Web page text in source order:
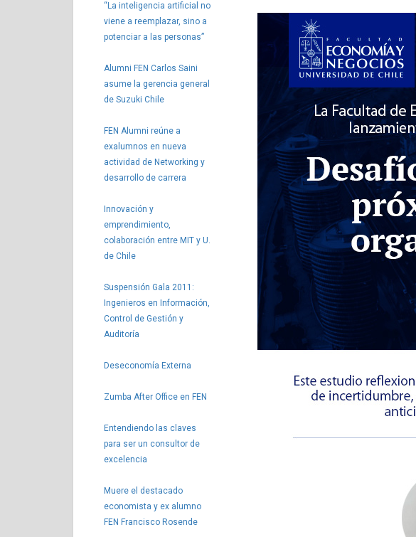
“La inteligencia artificial no
viene a reemplazar, sino a
potenciar a las personas”
Alumni FEN Carlos Saini
asume la gerencia general
de Suzuki Chile
FEN Alumni reúne a
exalumnos en nueva
actividad de Networking y
desarrollo de carrera
Innovación y
emprendimiento,
colaboración entre MIT y U.
de Chile
Suspensión Gala 2011:
Ingenieros en Información,
Control de Gestión y
Auditoría
Deseconomía Externa
Zumba After Office en FEN
Entendiendo las claves
para ser un consultor de
excelencia
Muere el destacado
economista y ex alumno
FEN Francisco Rosende